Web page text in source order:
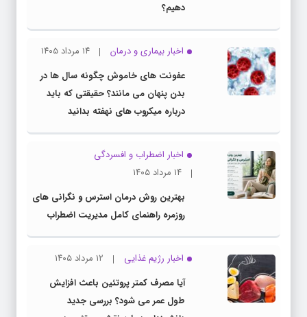
دهیم؟
اخبار بیماری و درمان
۱۴ مرداد ۱۴۰۵
عفونت های خاموش چگونه سال ها در
بدن پنهان می مانند؟ حقیقتی که باید
درباره میکروب های نهفته بدانید
اخبار اضطراب و افسردگی
۱۴ مرداد ۱۴۰۵
بهترین روش درمان استرس و نگرانی های
روزمره راهنمای کامل مدیریت اضطراب
اخبار رژیم غذایی
۱۲ مرداد ۱۴۰۵
آیا مصرف کمتر پروتئین باعث افزایش
طول عمر می شود؟ بررسی جدید